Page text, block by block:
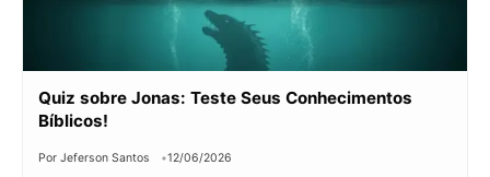
Quiz sobre Jonas: Teste Seus Conhecimentos
Bíblicos!
Por Jeferson Santos 12/06/2026